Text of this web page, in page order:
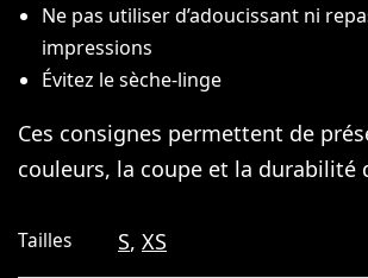
Ne pas utiliser d’adoucissant ni
impressions
Évitez le sèche-linge
Ces consignes permettent de
couleurs, la coupe et la durabilité
Tailles S,XS